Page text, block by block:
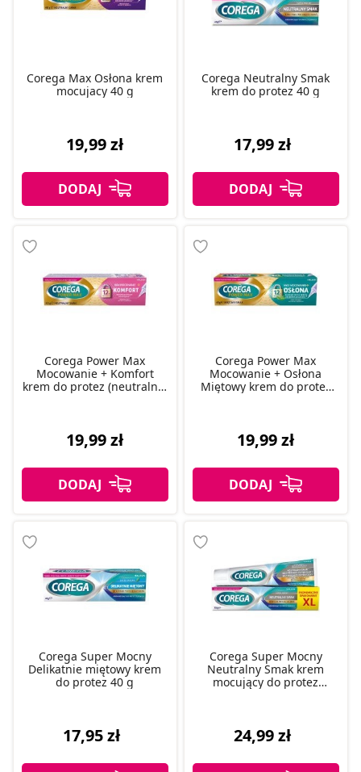
Corega Max Osłona krem
mocujacy 40 g
19,99 zł
Corega Neutralny Smak
krem do protez 40 g
17,99 zł
Corega Power Max
Mocowanie + Komfort
krem do protez (neutralny)
19,99 zł
Corega Power Max
Mocowanie + Osłona
Miętowy krem do protez
19,99 zł
Corega Super Mocny
Delikatnie miętowy krem
do protez 40 g
17,95 zł
Corega Super Mocny
Neutralny Smak krem
mocujący do protez
24,99 zł